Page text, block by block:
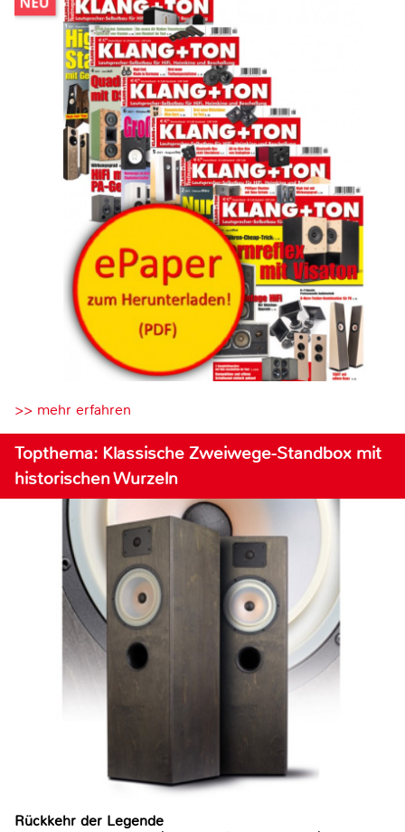
>> mehr erfahren
Topthema: Klassische Zweiwege-Standbox mit
historischen Wurzeln
Rückkehr der Legende